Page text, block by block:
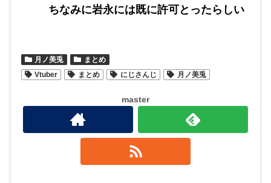
ちなみに岩永には既に許可とったらしい
月ノ美兎
まとめ
Vtuber
まとめ にじさんじ 月ノ美兎
master